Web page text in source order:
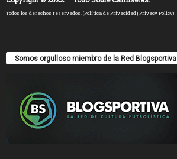
Todos los derechos reservados. (Política de Privacidad | Privacy Policy)
Somos orgulloso miembro de la Red Blogsportiva